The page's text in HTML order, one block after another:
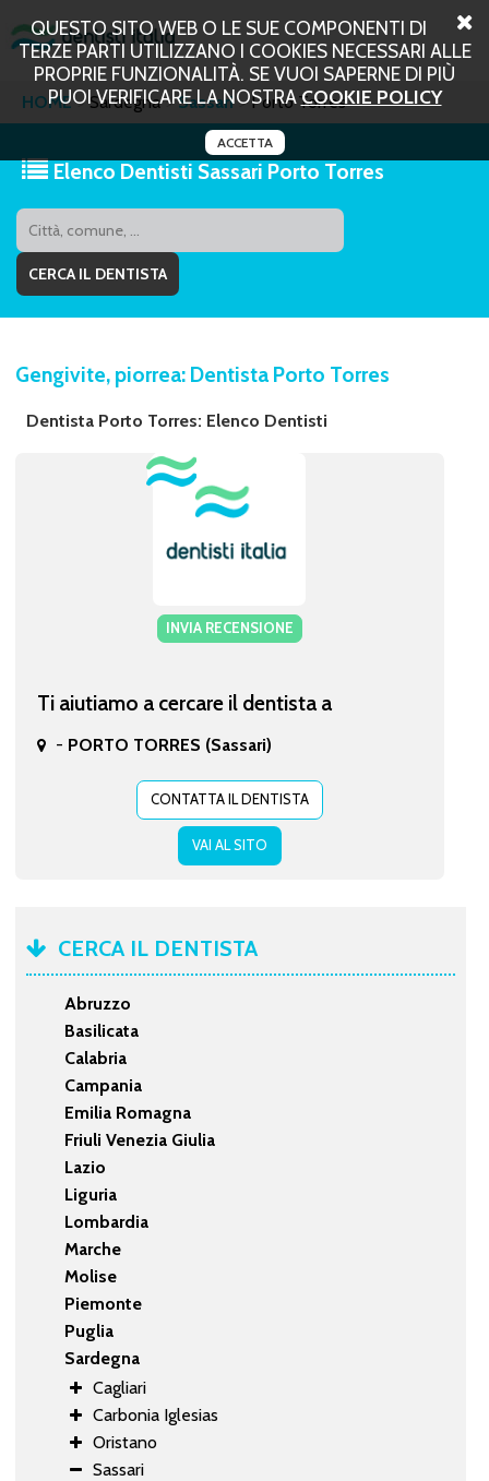
QUESTO SITO WEB O LE SUE COMPONENTI DI
TERZE PARTI UTILIZZANO I COOKIES NECESSARI ALLE
PROPRIE FUNZIONALITÀ. SE VUOI SAPERNE DI PIÙ
PUOI VERIFICARE LA NOSTRACOOKIE POLICY
ACCETTA
HOME Sardegna Sassari Porto Torres
Elenco Dentisti Sassari Porto Torres
Gengivite, piorrea: Dentista Porto Torres
Dentista Porto Torres: Elenco Dentisti
INVIA RECENSIONE
Ti aiutiamo a cercare il dentista a
- PORTO TORRES (Sassari)
CONTATTA IL DENTISTA
VAI AL SITO
CERCA IL DENTISTA
Abruzzo
Basilicata
Calabria
Campania
Emilia Romagna
Friuli Venezia Giulia
Lazio
Liguria
Lombardia
Marche
Molise
Piemonte
Puglia
Sardegna
Cagliari
Carbonia Iglesias
Oristano
Sassari